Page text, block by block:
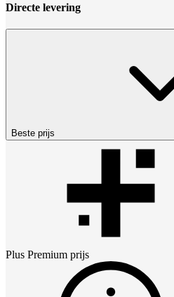
Directe levering
Beste prijs
Plus Premium prijs